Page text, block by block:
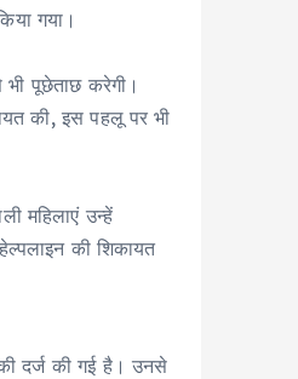
गया।
पूछेताछ करेगी।
की, इस पहलू पर भी
महिलाएं उन्हें
की शिकायत
दर्ज की गई है। उनसे